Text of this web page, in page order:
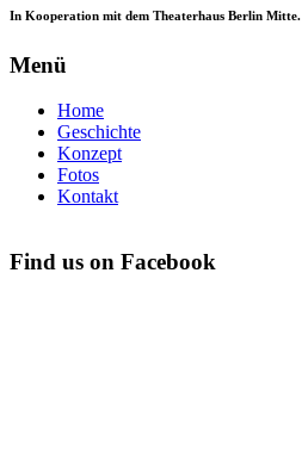
In Kooperation mit dem Theaterhaus Berlin Mitte.
Menü
Home
Geschichte
Konzept
Fotos
Kontakt
Find us on Facebook